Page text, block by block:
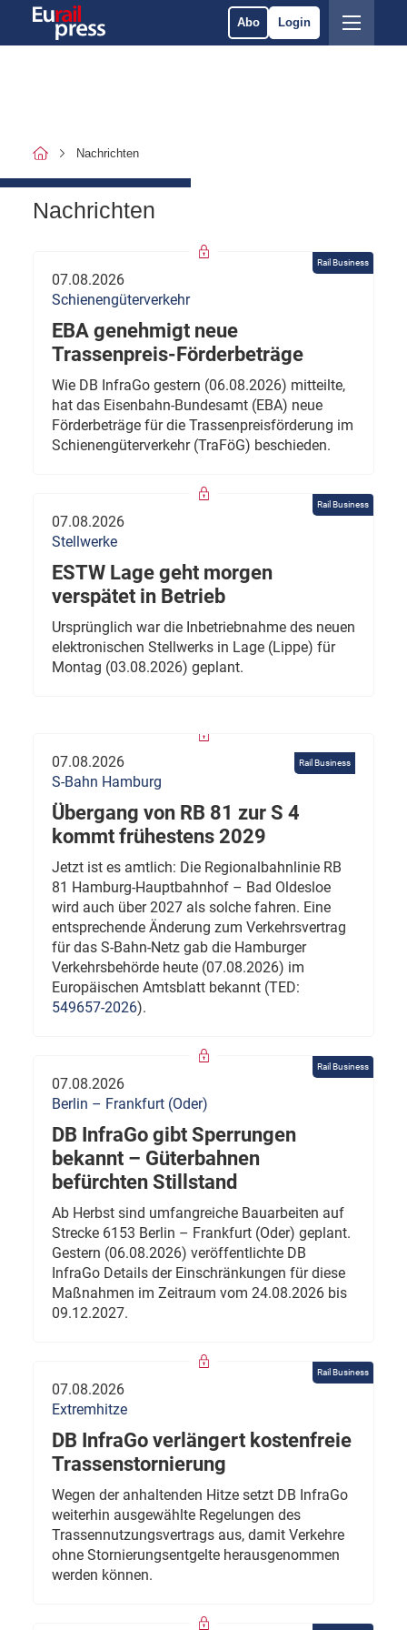
Abo Login
Nachrichten
Nachrichten
Rail Business
07.08.2026
Schienengüterverkehr
EBA genehmigt neue
Trassenpreis-Förderbeträge
Wie DB InfraGo gestern (06.08.2026) mitteilte,
hat das Eisenbahn-Bundesamt (EBA) neue
Förderbeträge für die Trassenpreisförderung im
Schienengüterverkehr (TraFöG) beschieden.
Rail Business
07.08.2026
Stellwerke
ESTW Lage geht morgen
verspätet in Betrieb
Ursprünglich war die Inbetriebnahme des neuen
elektronischen Stellwerks in Lage (Lippe) für
Montag (03.08.2026) geplant.
Rail Business
07.08.2026
S-Bahn Hamburg
Übergang von RB 81 zur S 4
kommt frühestens 2029
Jetzt ist es amtlich: Die Regionalbahnlinie RB
81 Hamburg-Hauptbahnhof – Bad Oldesloe
wird auch über 2027 als solche fahren. Eine
entsprechende Änderung zum Verkehrsvertrag
für das S-Bahn-Netz gab die Hamburger
Verkehrsbehörde heute (07.08.2026) im
Europäischen Amtsblatt bekannt (TED:
549657-2026).
Rail Business
07.08.2026
Berlin – Frankfurt (Oder)
DB InfraGo gibt Sperrungen
bekannt – Güterbahnen
befürchten Stillstand
Ab Herbst sind umfangreiche Bauarbeiten auf
Strecke 6153 Berlin – Frankfurt (Oder) geplant.
Gestern (06.08.2026) veröffentlichte DB
InfraGo Details der Einschränkungen für diese
Maßnahmen im Zeitraum vom 24.08.2026 bis
09.12.2027.
Rail Business
07.08.2026
Extremhitze
DB InfraGo verlängert kostenfreie
Trassenstornierung
Wegen der anhaltenden Hitze setzt DB InfraGo
weiterhin ausgewählte Regelungen des
Trassennutzungsvertrags aus, damit Verkehre
ohne Stornierungsentgelte herausgenommen
werden können.